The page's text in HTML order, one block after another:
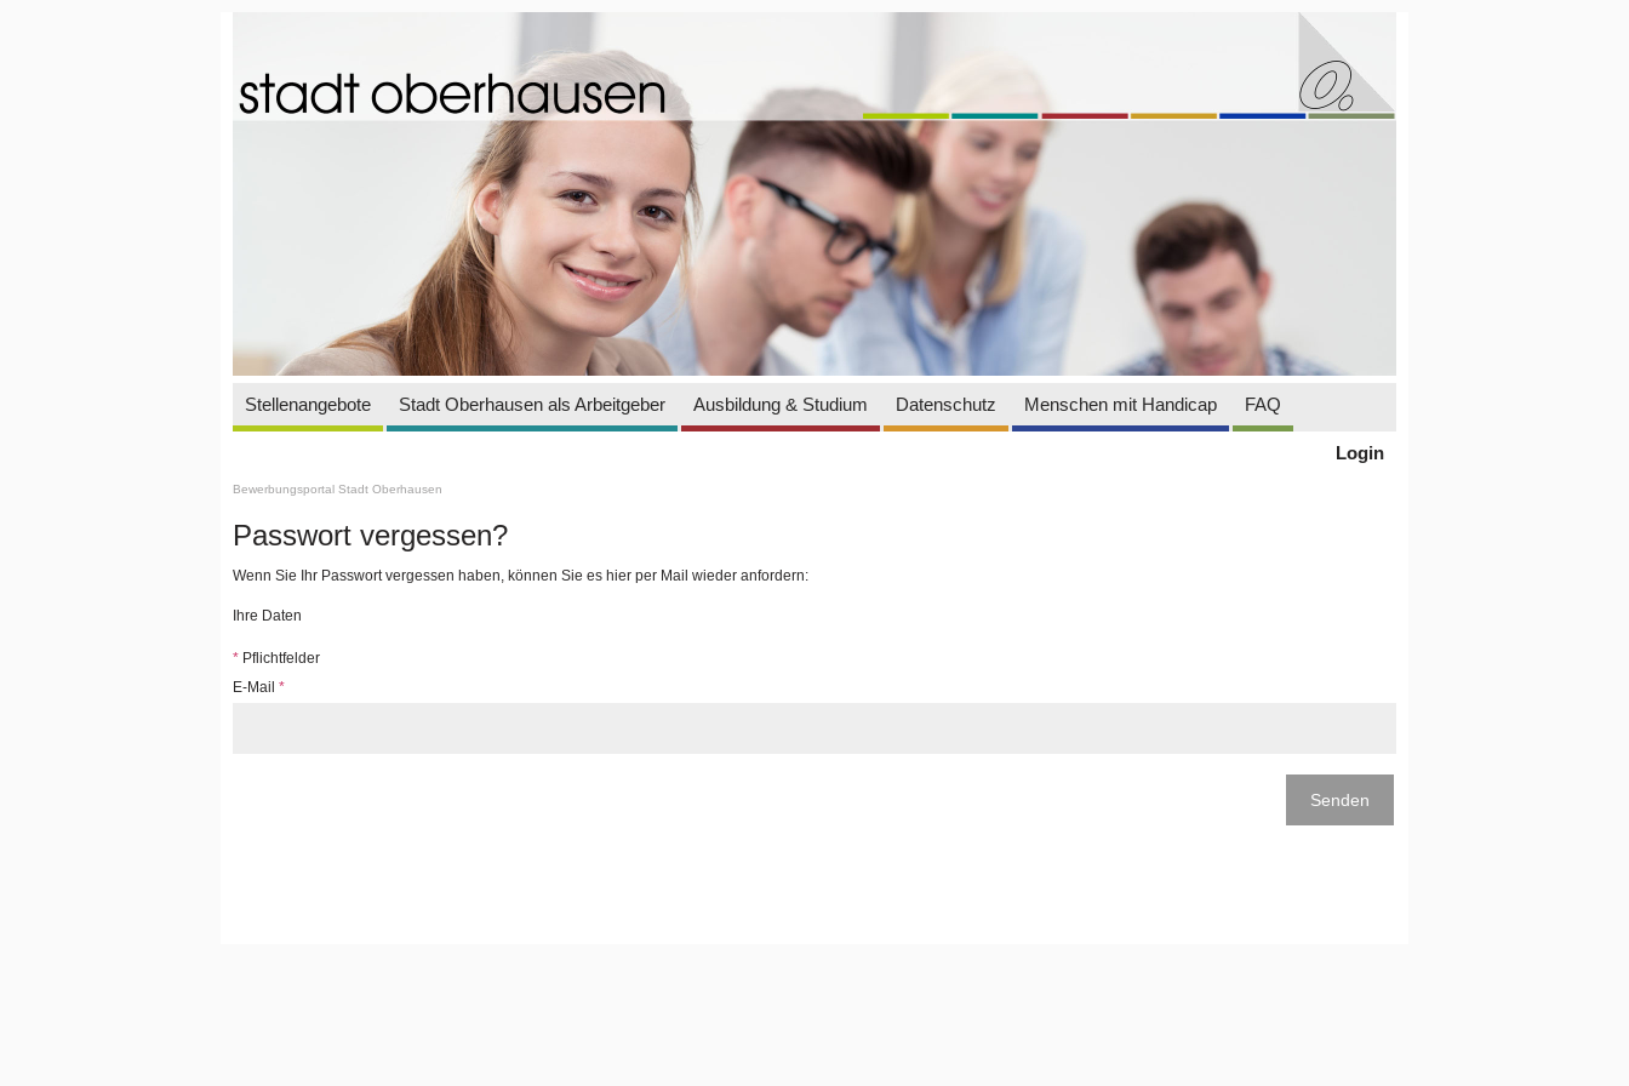
Stellenangebote Stadt Oberhausen als Arbeitgeber Ausbildung & Studium Datenschutz Menschen mit Handicap FAQ
Login
Bewerbungsportal Stadt Oberhausen
Passwort vergessen?
Wenn Sie Ihr Passwort vergessen haben, können Sie es hier per Mail wieder anfordern:
Ihre Daten
* Pflichtfelder
E-Mail *
Senden